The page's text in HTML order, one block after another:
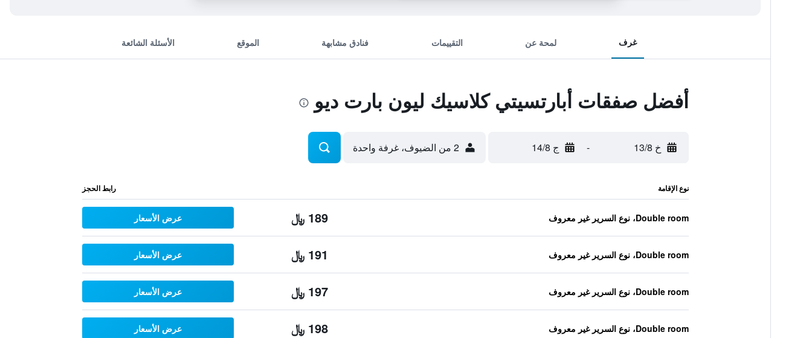
غرف لمحة عن التقييمات فنادق مشابهة الموقع الأسئلة الشائعة
أفضل صفقات أبارتسيتي كلاسيك ليون بارت ديو
خ 13/8 - ج 14/8 2 من الضيوف، غرفة واحدة
نوع الإقامة رابط الحجز
Double room، نوع السرير غير معروف 189 ﷼ عرض الأسعار
Double room، نوع السرير غير معروف 191 ﷼ عرض الأسعار
Double room، نوع السرير غير معروف 197 ﷼ عرض الأسعار
Double room، نوع السرير غير معروف 198 ﷼ عرض الأسعار